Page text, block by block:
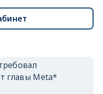
главы Meta*